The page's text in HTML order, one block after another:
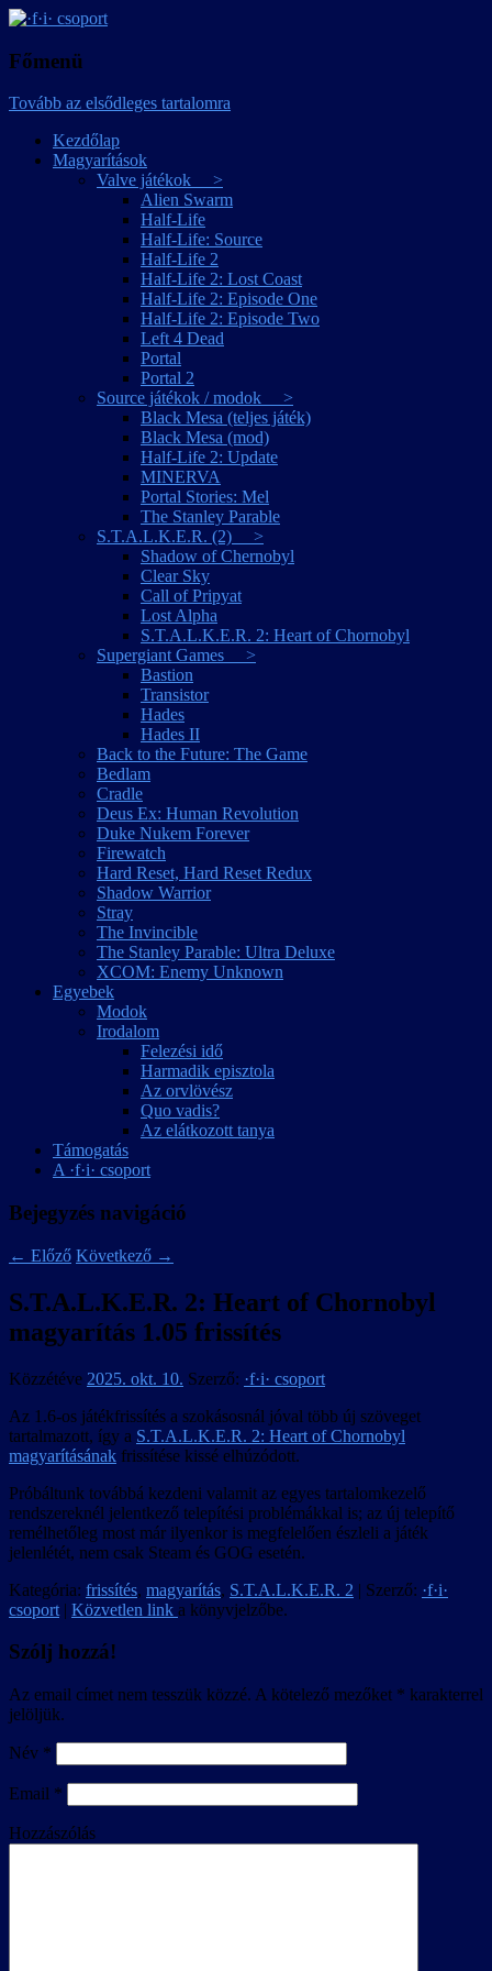
·f·i· csoport
Főmenü
Tovább az elsődleges tartalomra
Kezdőlap
Magyarítások
Valve játékok >
Alien Swarm
Half-Life
Half-Life: Source
Half-Life 2
Half-Life 2: Lost Coast
Half-Life 2: Episode One
Half-Life 2: Episode Two
Left 4 Dead
Portal
Portal 2
Source játékok / modok >
Black Mesa (teljes játék)
Black Mesa (mod)
Half-Life 2: Update
MINERVA
Portal Stories: Mel
The Stanley Parable
S.T.A.L.K.E.R. (2) >
Shadow of Chernobyl
Clear Sky
Call of Pripyat
Lost Alpha
S.T.A.L.K.E.R. 2: Heart of Chornobyl
Supergiant Games >
Bastion
Transistor
Hades
Hades II
Back to the Future: The Game
Bedlam
Cradle
Deus Ex: Human Revolution
Duke Nukem Forever
Firewatch
Hard Reset, Hard Reset Redux
Shadow Warrior
Stray
The Invincible
The Stanley Parable: Ultra Deluxe
XCOM: Enemy Unknown
Egyebek
Modok
Irodalom
Felezési idő
Harmadik episztola
Az orvlövész
Quo vadis?
Az elátkozott tanya
Támogatás
A ·f·i· csoport
Bejegyzés navigáció
← Előző Következő →
S.T.A.L.K.E.R. 2: Heart of Chornobyl
magyarítás 1.05 frissítés
Közzétéve 2025. okt. 10. Szerző: ·f·i· csoport
Az 1.6-os játékfrissítés a szokásosnál jóval több új szöveget
tartalmazott, így a S.T.A.L.K.E.R. 2: Heart of Chornobyl
magyarításának frissítése kissé elhúzódott.
Próbáltunk továbbá kezdeni valamit az egyes tartalomkezelő
rendszereknél jelentkező telepítési problémákkal is; az új telepítő
remélhetőleg most már ilyenkor is megfelelően észleli a játék
jelenlétét, nem csak Steam és GOG esetén.
Kategória: frissítés, magyarítás, S.T.A.L.K.E.R. 2 | Szerző: ·f·i·
csoport | Közvetlen link a könyvjelzőbe.
Szólj hozzá!
Az email címet nem tesszük közzé. A kötelező mezőket * karakterrel
jelöljük.
Név *
Email *
Hozzászólás